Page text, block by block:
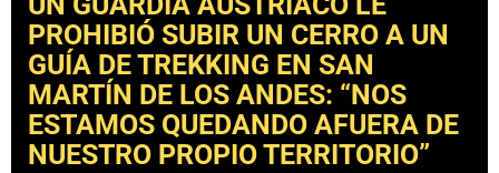
PROHIBIÓ SUBIR UN CERRO A UN
GUÍA DE TREKKING EN SAN
MARTÍN DE LOS ANDES: “NOS
ESTAMOS QUEDANDO AFUERA DE
NUESTRO PROPIO TERRITORIO”